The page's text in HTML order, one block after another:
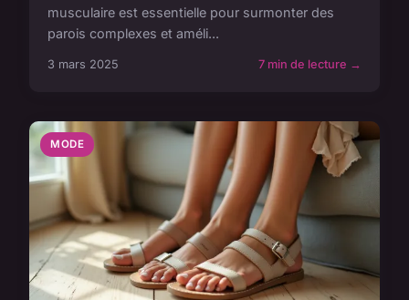
musculaire est essentielle pour surmonter des
parois complexes et améli...
3 mars 2025 7 min de lecture →
MODE